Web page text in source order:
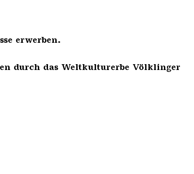
erwerben.
durch das Weltkulturerbe Völklinger